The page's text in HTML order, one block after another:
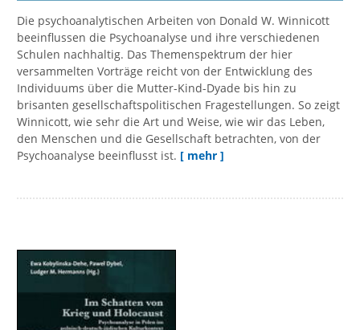
Die psychoanalytischen Arbeiten von Donald W. Winnicott
beeinflussen die Psychoanalyse und ihre verschiedenen
Schulen nachhaltig. Das Themenspektrum der hier
versammelten Vorträge reicht von der Entwicklung des
Individuums über die Mutter-Kind-Dyade bis hin zu
brisanten gesellschaftspolitischen Fragestellungen. So zeigt
Winnicott, wie sehr die Art und Weise, wie wir das Leben,
den Menschen und die Gesellschaft betrachten, von der
Psychoanalyse beeinflusst ist. [ mehr ]